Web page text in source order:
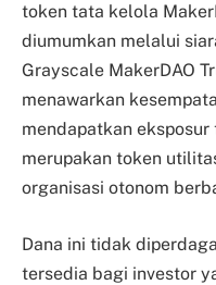
token tata kelola
diumumkan melalui
Grayscale MakerDAO
menawarkan
mendapatkan eksposur
merupakan token
organisasi otonom
Dana ini tidak
tersedia bagi investor